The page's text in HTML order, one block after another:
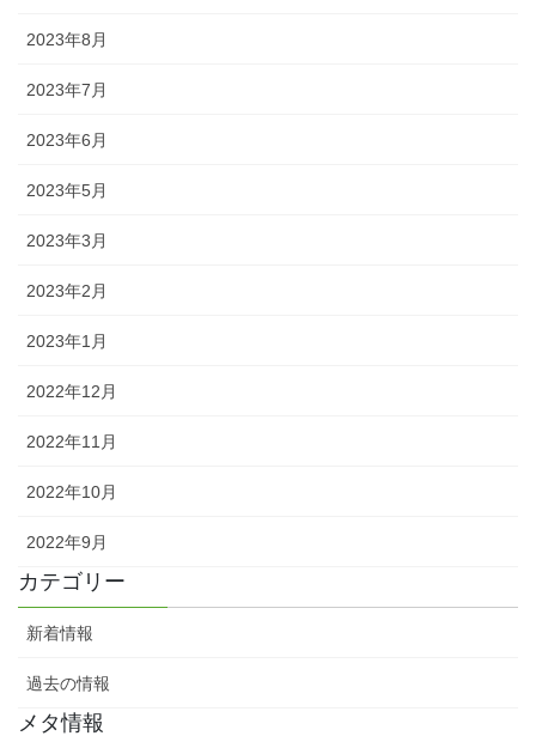
2023年8月
2023年7月
2023年6月
2023年5月
2023年3月
2023年2月
2023年1月
2022年12月
2022年11月
2022年10月
2022年9月
カテゴリー
新着情報
過去の情報
メタ情報